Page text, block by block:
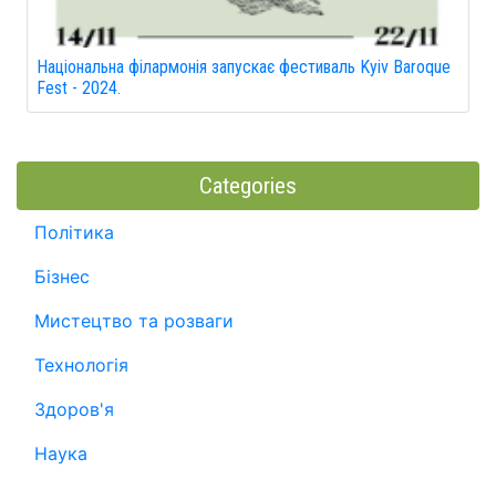
Національна філармонія запускає фестиваль Kyiv Baroque
Fest - 2024.
Categories
Політика
Бізнес
Мистецтво та розваги
Технологія
Здоров'я
Наука